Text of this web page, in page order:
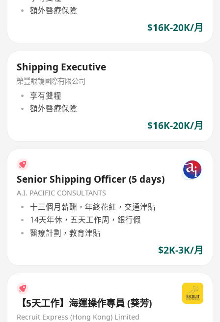
額外醫療保險
$16K-20K/月
Shipping Executive
榮豐眼鏡國際有限公司
享有雙糧
額外醫療保險
$16K-20K/月
Senior Shipping Officer (5 days)
A.I. PACIFIC CONSULTANTS
十三個月薪酬，年終花紅，交通津貼
14天年休，五天工作周，銀行假
醫療計劃，教育津貼
$2K-3K/月
【5天工作】海運操作專員 (葵芳)
Recruit Express (Hong Kong) Limited